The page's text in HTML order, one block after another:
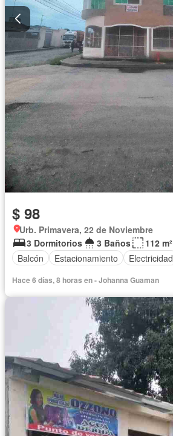
$ 98
Urb. Primavera, 22 de Noviembre
3 Dormitorios
3 Baños
112 m²
Balcón
Estacionamiento Electricidad
Hace 6 días, 8 horas en - Johanna Guaman